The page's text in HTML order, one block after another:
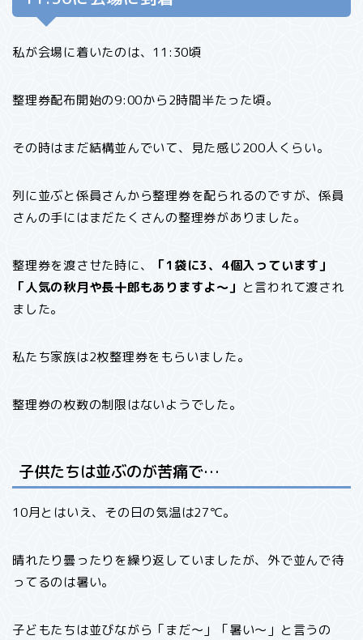
私が会場に着いたのは、11:30頃
整理券配布開始の9:00から2時間半たった頃。
その時はまだ結構並んでいて、見た感じ200人くらい。
列に並ぶと係員さんから整理券を配られるのですが、係員
さんの手にはまだたくさんの整理券がありました。
整理券を渡させた時に、
「1袋に3、4個入っています」
「人気の秋月や長十郎もありますよ～」 と言われて渡され
ました。
私たち家族は2枚整理券をもらいました。
整理券の枚数の制限はないようでした。
子供たちは並ぶのが苦痛で…
10月とはいえ、その日の気温は27℃。
晴れたり曇ったりを繰り返していましたが、外で並んで待
ってるのは暑い。
子どもたちは並びながら「まだ〜」「暑い〜」と言うの